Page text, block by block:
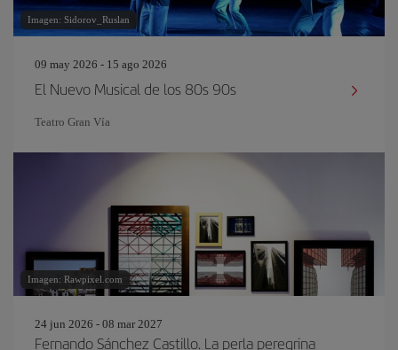
Imagen: Sidorov_Ruslan
09 may 2026 - 15 ago 2026
El Nuevo Musical de los 80s 90s
Teatro Gran Vía
Imagen: Rawpixel.com
24 jun 2026 - 08 mar 2027
Fernando Sánchez Castillo. La perla peregrina